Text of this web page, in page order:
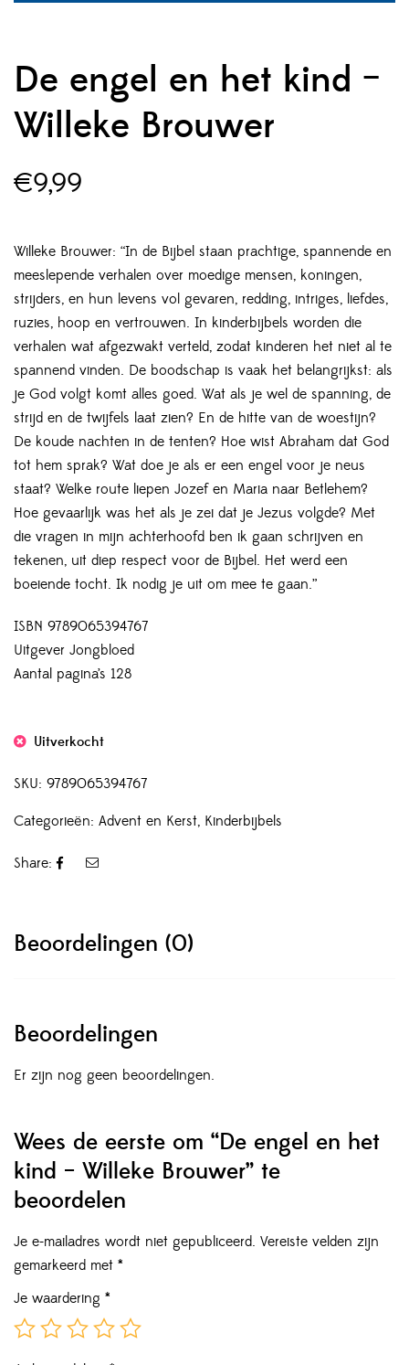
De engel en het kind –
Willeke Brouwer
€9,99
Willeke Brouwer: “In de Bijbel staan prachtige, spannende en
meeslepende verhalen over moedige mensen, koningen,
strijders, en hun levens vol gevaren, redding, intriges, liefdes,
ruzies, hoop en vertrouwen. In kinderbijbels worden die
verhalen wat afgezwakt verteld, zodat kinderen het niet al te
spannend vinden. De boodschap is vaak het belangrijkst: als
je God volgt komt alles goed. Wat als je wel de spanning, de
strijd en de twijfels laat zien? En de hitte van de woestijn?
De koude nachten in de tenten? Hoe wist Abraham dat God
tot hem sprak? Wat doe je als er een engel voor je neus
staat? Welke route liepen Jozef en Maria naar Betlehem?
Hoe gevaarlijk was het als je zei dat je Jezus volgde? Met
die vragen in mijn achterhoofd ben ik gaan schrijven en
tekenen, uit diep respect voor de Bijbel. Het werd een
boeiende tocht. Ik nodig je uit om mee te gaan.”
ISBN 9789065394767
Uitgever Jongbloed
Aantal pagina’s 128
Uitverkocht
SKU: 9789065394767
Categorieën: Advent en Kerst, Kinderbijbels
Share:
Beoordelingen (0)
Beoordelingen
Er zijn nog geen beoordelingen.
Wees de eerste om “De engel en het
kind – Willeke Brouwer” te
beoordelen
Je e-mailadres wordt niet gepubliceerd. Vereiste velden zijn
gemarkeerd met *
Je waardering *